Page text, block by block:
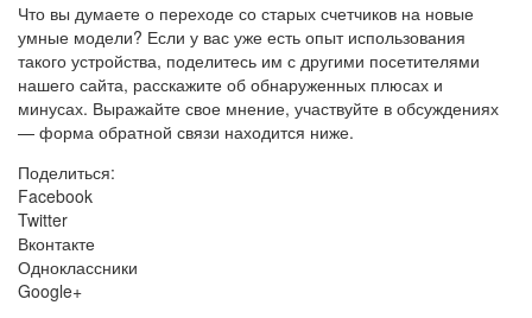
Что вы думаете о переходе со старых счетчиков на новые
умные модели? Если у вас уже есть опыт использования
такого устройства, поделитесь им с другими посетителями
нашего сайта, расскажите об обнаруженных плюсах и
минусах. Выражайте свое мнение, участвуйте в обсуждениях
— форма обратной связи находится ниже.
Поделиться:
Facebook
Twitter
Вконтакте
Одноклассники
Google+